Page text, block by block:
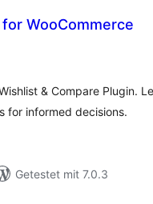
WooCommerce
& Compare Plugin.
for informed decisions.
Getestet mit 7.0.3